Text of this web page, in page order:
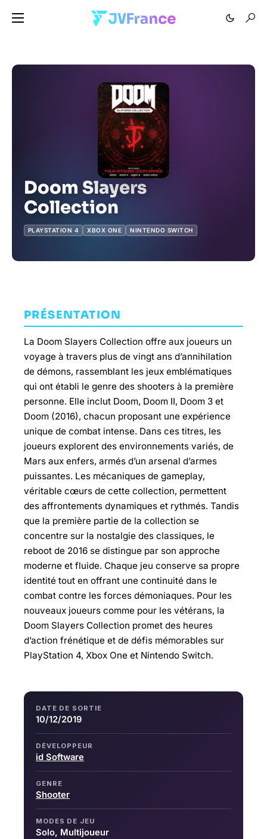
Doom Slayers
Collection
PLAYSTATION 4 XBOX ONE NINTENDO SWITCH
PRÉSENTATION
La Doom Slayers Collection offre aux joueurs un
voyage à travers plus de vingt ans d’annihilation
de démons, rassemblant les jeux emblématiques
qui ont établi le genre des shooters à la première
personne. Elle inclut Doom, Doom II, Doom 3 et
Doom (2016), chacun proposant une expérience
unique de combat intense. Dans ces titres, les
joueurs explorent des environnements variés, de
Mars aux enfers, armés d’un arsenal d’armes
puissantes. Les mécaniques de gameplay,
véritable cœurs de cette collection, permettent
des affrontements dynamiques et rythmés. Tandis
que la première partie de la collection se
concentre sur la nostalgie des classiques, le
reboot de 2016 se distingue par son approche
moderne et fluide. Chaque jeu conserve sa propre
identité tout en offrant une continuité dans le
combat contre les forces démoniaques. Pour les
nouveaux joueurs comme pour les vétérans, la
Doom Slayers Collection promet des heures
d’action frénétique et de défis mémorables sur
PlayStation 4, Xbox One et Nintendo Switch.
DATE DE SORTIE
10/12/2019
DÉVELOPPEUR
id Software
GENRE
Shooter
MODES DE JEU
Solo, Multijoueur